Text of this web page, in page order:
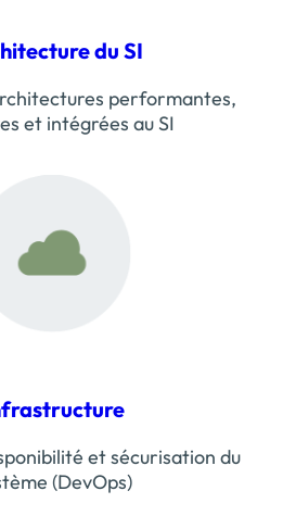
du SI
performantes,
et intégrées au SI
et sécurisation du
(DevOps)